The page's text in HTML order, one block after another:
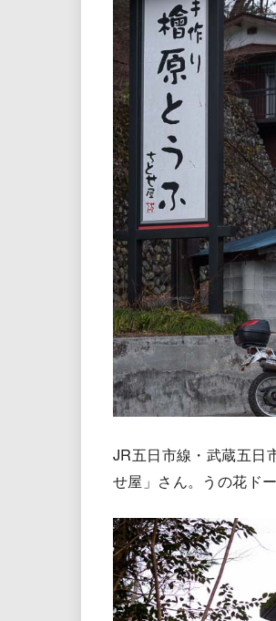
JR五日市線・武蔵五日
せ屋」さん。うの花ド